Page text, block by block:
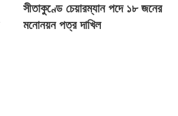
সীতাকুণ্ডে চেয়ারম্যান পদে ১৮ জনের
মনোনয়ন পত্র দাখিল